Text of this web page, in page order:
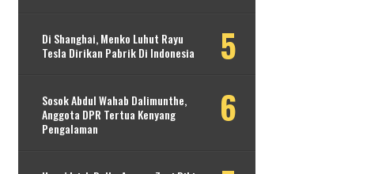
Di Shanghai, Menko Luhut Rayu
Tesla Dirikan Pabrik Di Indonesia
Sosok Abdul Wahab Dalimunthe,
Anggota DPR Tertua Kenyang
Pengalaman